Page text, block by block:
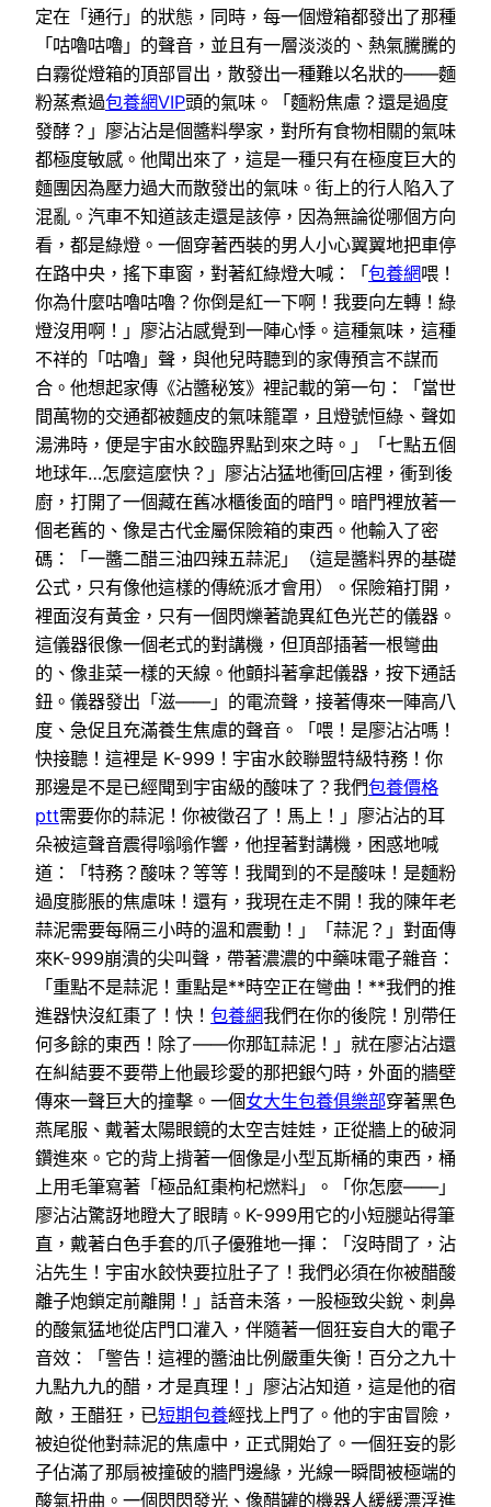
定在「通行」的狀態，同時，每一個燈箱都發出了那種
「咕嚕咕嚕」的聲音，並且有一層淡淡的、熱氣騰騰的
白霧從燈箱的頂部冒出，散發出一種難以名狀的——麵
粉蒸煮過包養網VIP頭的氣味。「麵粉焦慮？還是過度
發酵？」廖沾沾是個醬料學家，對所有食物相關的氣味
都極度敏感。他聞出來了，這是一種只有在極度巨大的
麵團因為壓力過大而散發出的氣味。街上的行人陷入了
混亂。汽車不知道該走還是該停，因為無論從哪個方向
看，都是綠燈。一個穿著西裝的男人小心翼翼地把車停
在路中央，搖下車窗，對著紅綠燈大喊：「包養網喂！
你為什麼咕嚕咕嚕？你倒是紅一下啊！我要向左轉！綠
燈沒用啊！」廖沾沾感覺到一陣心悸。這種氣味，這種
不祥的「咕嚕」聲，與他兒時聽到的家傳預言不謀而
合。他想起家傳《沾醬秘笈》裡記載的第一句：「當世
間萬物的交通都被麵皮的氣味籠罩，且燈號恒綠、聲如
湯沸時，便是宇宙水餃臨界點到來之時。」「七點五個
地球年…怎麼這麼快？」廖沾沾猛地衝回店裡，衝到後
廚，打開了一個藏在舊冰櫃後面的暗門。暗門裡放著一
個老舊的、像是古代金屬保險箱的東西。他輸入了密
碼：「一醬二醋三油四辣五蒜泥」（這是醬料界的基礎
公式，只有像他這樣的傳統派才會用）。保險箱打開，
裡面沒有黃金，只有一個閃爍著詭異紅色光芒的儀器。
這儀器很像一個老式的對講機，但頂部插著一根彎曲
的、像韭菜一樣的天線。他顫抖著拿起儀器，按下通話
鈕。儀器發出「滋——」的電流聲，接著傳來一陣高八
度、急促且充滿養生焦慮的聲音。「喂！是廖沾沾嗎！
快接聽！這裡是 K-999！宇宙水餃聯盟特級特務！你
那邊是不是已經聞到宇宙級的酸味了？我們包養價格
ptt需要你的蒜泥！你被徵召了！馬上！」廖沾沾的耳
朵被這聲音震得嗡嗡作響，他捏著對講機，困惑地喊
道：「特務？酸味？等等！我聞到的不是酸味！是麵粉
過度膨脹的焦慮味！還有，我現在走不開！我的陳年老
蒜泥需要每隔三小時的溫和震動！」「蒜泥？」對面傳
來K-999崩潰的尖叫聲，帶著濃濃的中藥味電子雜音：
「重點不是蒜泥！重點是**時空正在彎曲！**我們的推
進器快沒紅棗了！快！ 包養網我們在你的後院！別帶任
何多餘的東西！除了——你那缸蒜泥！」就在廖沾沾還
在糾結要不要帶上他最珍愛的那把銀勺時，外面的牆壁
傳來一聲巨大的撞擊。一個女大生包養俱樂部穿著黑色
燕尾服、戴著太陽眼鏡的太空吉娃娃，正從牆上的破洞
鑽進來。它的背上揹著一個像是小型瓦斯桶的東西，桶
上用毛筆寫著「極品紅棗枸杞燃料」。「你怎麼——」
廖沾沾驚訝地瞪大了眼睛。K-999用它的小短腿站得筆
直，戴著白色手套的爪子優雅地一揮：「沒時間了，沾
沾先生！宇宙水餃快要拉肚子了！我們必須在你被醋酸
離子炮鎖定前離開！」話音未落，一股極致尖銳、刺鼻
的酸氣猛地從店門口灌入，伴隨著一個狂妄自大的電子
音效：「警告！這裡的醬油比例嚴重失衡！百分之九十
九點九九的醋，才是真理！」廖沾沾知道，這是他的宿
敵，王醋狂，已短期包養經找上門了。他的宇宙冒險，
被迫從他對蒜泥的焦慮中，正式開始了。一個狂妄的影
子佔滿了那扇被撞破的牆門邊緣，光線一瞬間被極端的
酸氣扭曲。一個閃閃發光、像醋罐的機器人緩緩漂浮進